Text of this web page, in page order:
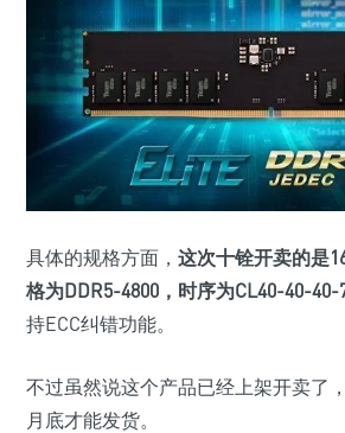
具体的规格方面， 这次十铨开卖的是
格为DDR5-4800，时序为CL40-40-40-
持ECC纠错功能。
不过虽然说这个产品已经上架开卖了
月底才能发货。